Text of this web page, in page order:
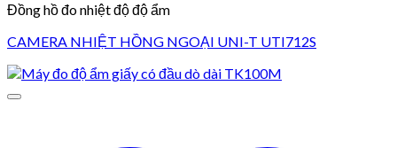
Đồng hồ đo nhiệt độ độ ẩm
CAMERA NHIỆT HỒNG NGOẠI UNI-T UTI712S